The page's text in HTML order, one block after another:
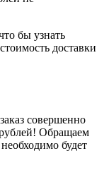
бы узнать
доставки
совершенно
рублей! Обращаем
будет